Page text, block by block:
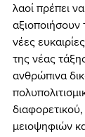
λαοί πρέπει
αξιοποιήσουν
νέες
της νέας
ανθρώπινα
μειοψηφιών